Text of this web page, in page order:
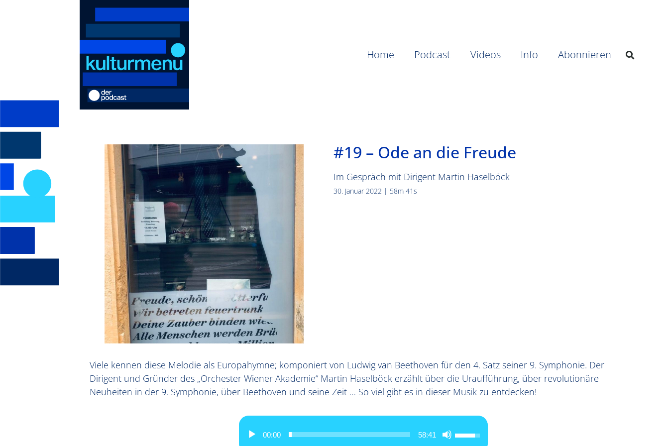
Home Podcast Videos Info Abonnieren
#19 – Ode an die Freude
Im Gespräch mit Dirigent Martin Haselböck
30. Januar 2022 | 58m 41s
Viele kennen diese Melodie als Europahymne; komponiert von Ludwig van Beethoven für den 4. Satz seiner 9. Symphonie. Der
Dirigent und Gründer des „Orchester Wiener Akademie“ Martin Haselböck erzählt über die Uraufführung, über revolutionäre
Neuheiten in der 9. Symphonie, über Beethoven und seine Zeit … So viel gibt es in dieser Musik zu entdecken!
00:00 58:41
Pfeiltasten